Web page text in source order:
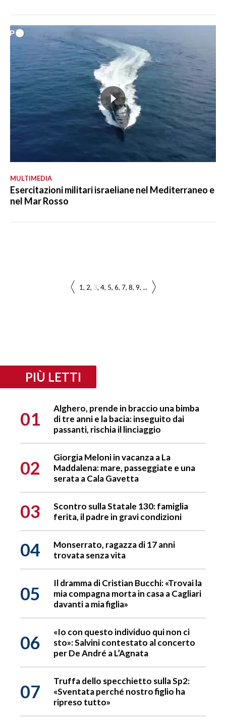
MULTIMEDIA
Esercitazioni militari israeliane nel Mediterraneo e
nel Mar Rosso
1 2 3 4 5 6 7 8 9 ...
PIÙ LETTI
01
Alghero, prende in braccio una bimba
di tre anni e la bacia: inseguito dai
passanti, rischia il linciaggio
02
Giorgia Meloni in vacanza a La
Maddalena: mare, passeggiate e una
serata a Cala Gavetta
03
Scontro sulla Statale 130: famiglia
ferita, il padre in gravi condizioni
04
Monserrato, ragazza di 17 anni
trovata senza vita
05
Il dramma di Cristian Bucchi: «Trovai la
mia compagna morta in casa a Cagliari
davanti a mia figlia»
06
«Io con questo individuo qui non ci
sto»: Salvini contestato al concerto
per De André a L’Agnata
07
Truffa dello specchietto sulla Sp2:
«Sventata perché nostro figlio ha
ripreso tutto»